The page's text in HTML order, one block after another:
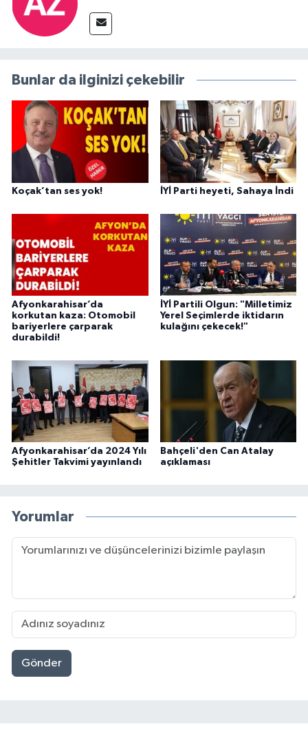
Bunlar da ilginizi çekebilir
Koçak’tan ses yok! İYİ Parti heyeti, Sahaya İndi
Afyonkarahisar’da
korkutan kaza: Otomobil
bariyerlere çarparak
durabildi!
İYİ Partili Olgun: "Milletimiz
Yerel Seçimlerde iktidarın
kulağını çekecek!"
Afyonkarahisar’da 2024 Yılı
Şehitler Takvimi yayınlandı
Bahçeli'den Can Atalay
açıklaması
Yorumlar
Gönder